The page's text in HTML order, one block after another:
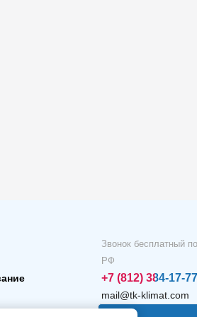
Звонок бесплатный по
РФ
+7 (812) 384-17-77
mail@tk-klimat.com